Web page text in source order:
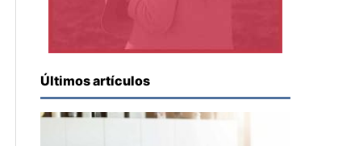
Últimos artículos